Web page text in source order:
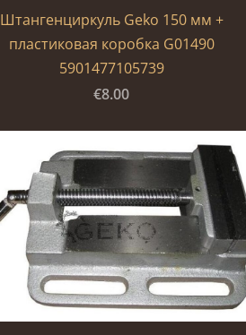
Штангенциркуль Geko 150 мм +
пластиковая коробка G01490
5901477105739
€8.00